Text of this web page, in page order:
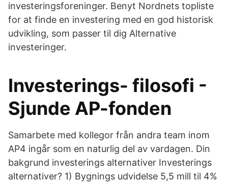
investeringsforeninger. Benyt Nordnets topliste
for at finde en investering med en god historisk
udvikling, som passer til dig Alternative
investeringer.
Investerings- filosofi -
Sjunde AP-fonden
Samarbete med kollegor från andra team inom
AP4 ingår som en naturlig del av vardagen. Din
bakgrund investerings alternativer Investerings
alternativer? 1) Bygnings udvidelse 5,5 mill til 4%